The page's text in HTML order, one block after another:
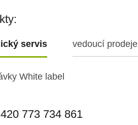
servis vedoucí prodeje
White label
773 717 942
773 734 861